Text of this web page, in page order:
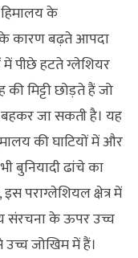
के
के कारण बढ़ते आपदा
में पीछे हटते ग्लेशियर
मिट्टी छोड़ते हैं जो
जा सकती है। यह
की घाटियों में और
बुनियादी ढांचे का
पराग्लेशियल क्षेत्र में
संरचना के ऊपर उच्च
जोखिम में हैं।